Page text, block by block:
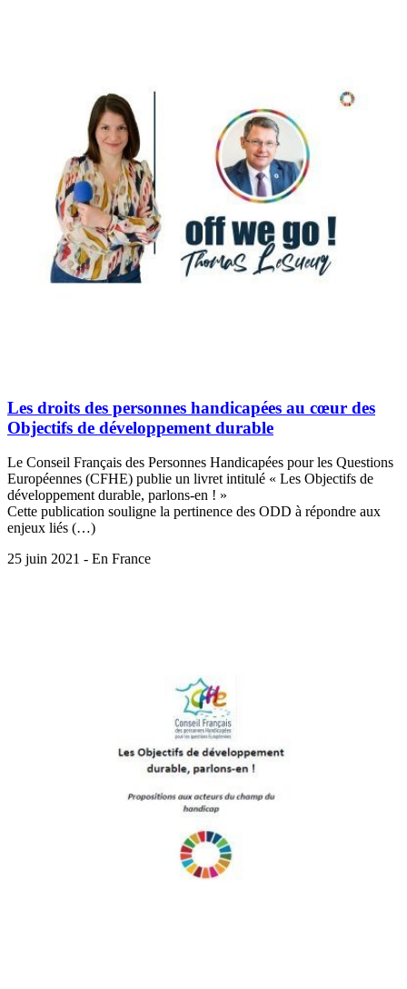
Les droits des personnes handicapées au cœur des
Objectifs de développement durable
Le Conseil Français des Personnes Handicapées pour les Questions
Européennes (CFHE) publie un livret intitulé « Les Objectifs de
développement durable, parlons-en ! »
Cette publication souligne la pertinence des ODD à répondre aux
enjeux liés (…)
25 juin 2021 - En France